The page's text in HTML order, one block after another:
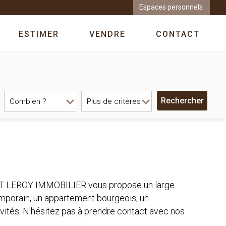
Espaces personnels
ESTIMER VENDRE CONTACT
IMMOBILIER vous propose un large
un appartement bourgeois, un
N'hésitez pas à prendre contact avec nos